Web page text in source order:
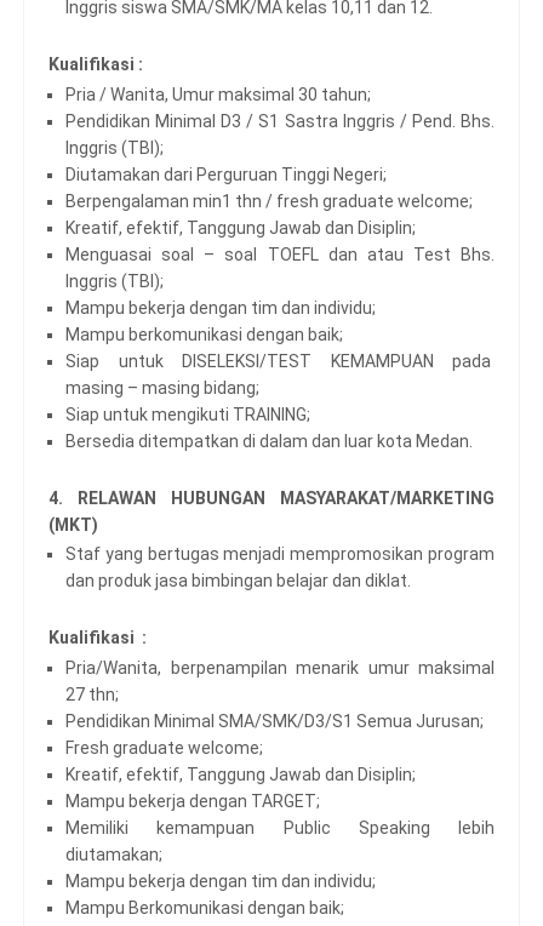
Inggris siswa SMA/SMK/MA kelas 10,11 dan 12.
Kualifikasi :
Pria / Wanita, Umur maksimal 30 tahun;
Pendidikan Minimal D3 / S1 Sastra Inggris / Pend. Bhs.
Inggris (TBI);
Diutamakan dari Perguruan Tinggi Negeri;
Berpengalaman min1 thn / fresh graduate welcome;
Kreatif, efektif, Tanggung Jawab dan Disiplin;
Menguasai soal – soal TOEFL dan atau Test Bhs.
Inggris (TBI);
Mampu bekerja dengan tim dan individu;
Mampu berkomunikasi dengan baik;
Siap untuk DISELEKSI/TEST KEMAMPUAN pada
masing – masing bidang;
Siap untuk mengikuti TRAINING;
Bersedia ditempatkan di dalam dan luar kota Medan.
4. RELAWAN HUBUNGAN MASYARAKAT/MARKETING
(MKT)
Staf yang bertugas menjadi mempromosikan program
dan produk jasa bimbingan belajar dan diklat.
Kualifikasi :
Pria/Wanita, berpenampilan menarik umur maksimal
27 thn;
Pendidikan Minimal SMA/SMK/D3/S1 Semua Jurusan;
Fresh graduate welcome;
Kreatif, efektif, Tanggung Jawab dan Disiplin;
Mampu bekerja dengan TARGET;
Memiliki kemampuan Public Speaking lebih
diutamakan;
Mampu bekerja dengan tim dan individu;
Mampu Berkomunikasi dengan baik;